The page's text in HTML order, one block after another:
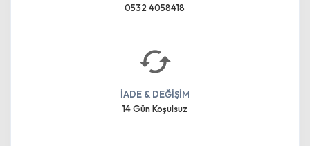
0532 4058418
İADE & DEĞİŞİM
14 Gün Koşulsuz